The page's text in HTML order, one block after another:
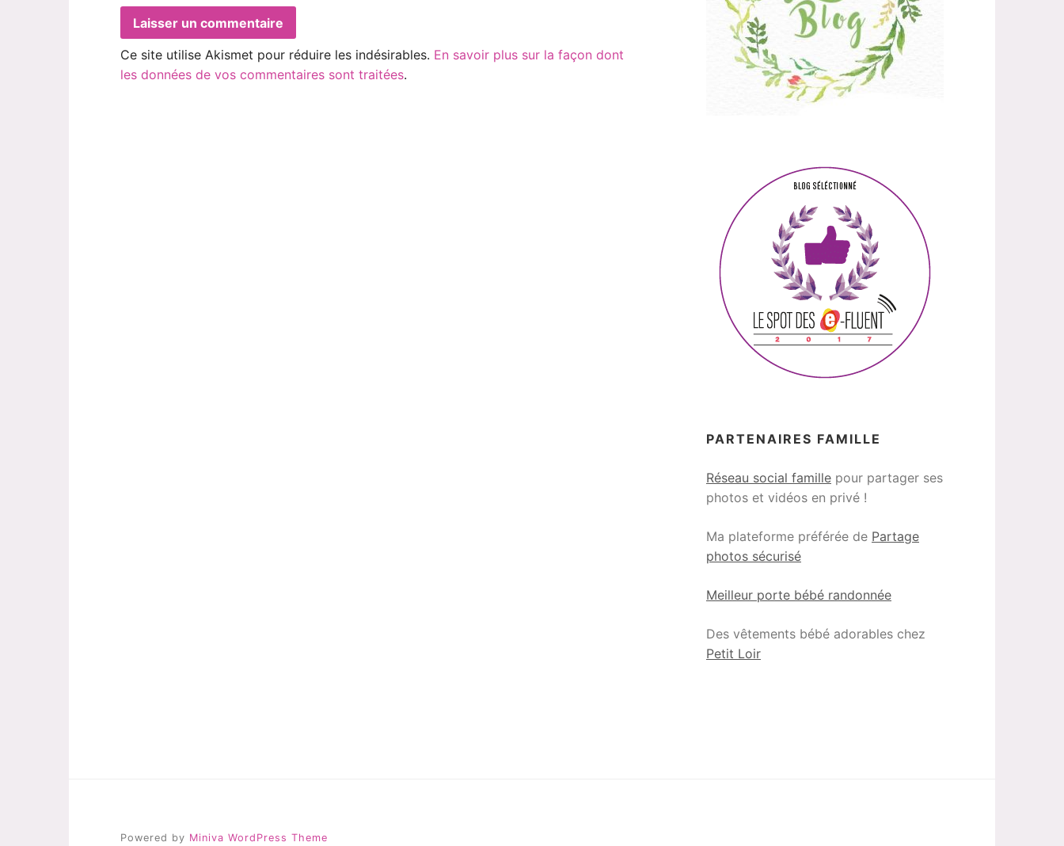
Ce site utilise Akismet pour réduire les indésirables. En savoir plus sur la façon dont
les données de vos commentaires sont traitées.
PARTENAIRES FAMILLE
Réseau social famille pour partager ses
photos et vidéos en privé !
Ma plateforme préférée de Partage
photos sécurisé
Meilleur porte bébé randonnée
Des vêtements bébé adorables chez
Petit Loir
Powered by Miniva WordPress Theme